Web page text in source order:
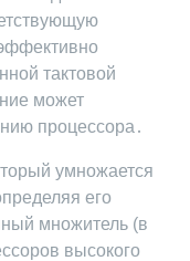
тактовой
может
процессора․
умножается
его
множитель (в
высокого